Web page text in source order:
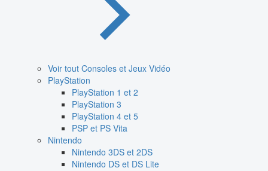
Voir tout Consoles et Jeux Vidéo
PlayStation
PlayStation 1 et 2
PlayStation 3
PlayStation 4 et 5
PSP et PS Vita
Nintendo
Nintendo 3DS et 2DS
Nintendo DS et DS Lite